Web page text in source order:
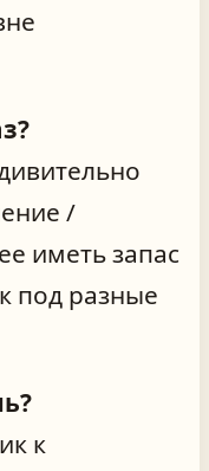
/
иметь запас
под разные
к